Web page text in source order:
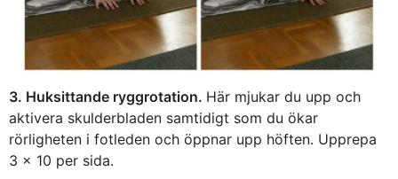
3. Huksittande ryggrotation. Här mjukar du upp och
aktivera skulderbladen samtidigt som du ökar
rörligheten i fotleden och öppnar upp höften. Upprepa
3 x 10 per sida.